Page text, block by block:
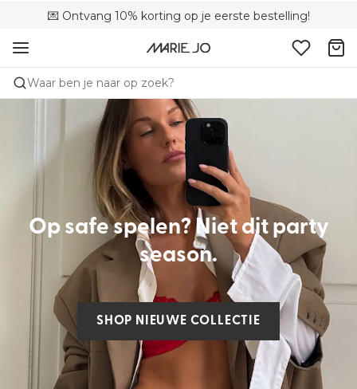
💌 Ontvang 10% korting op je eerste bestelling!
🚚 Gratis bezorging boven €90
📦 Gratis retourneren
Waar ben je naar op zoek?
Op safe spelen? Niet dit party
season.
SHOP NIEUWE COLLECTIE